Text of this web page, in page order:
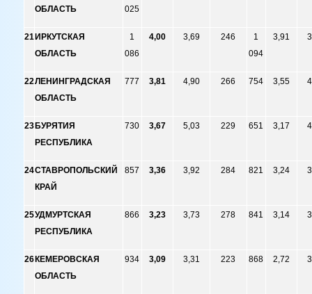
ОБЛАСТЬ
025
21 ИРКУТСКАЯ
ОБЛАСТЬ
1
086
4,00 3,69 246
1
094
3,91
22ЛЕНИНГРАДСКАЯ
ОБЛАСТЬ
777 3,81 4,90 266 754 3,55
23 БУРЯТИЯ
РЕСПУБЛИКА
730 3,67 5,03 229 651 3,17
24СТАВРОПОЛЬСКИЙ
КРАЙ
857 3,36 3,92 284 821 3,24
25УДМУРТСКАЯ
РЕСПУБЛИКА
866 3,23 3,73 278 841 3,14
26 КЕМЕРОВСКАЯ
ОБЛАСТЬ
934 3,09 3,31 223 868 2,72